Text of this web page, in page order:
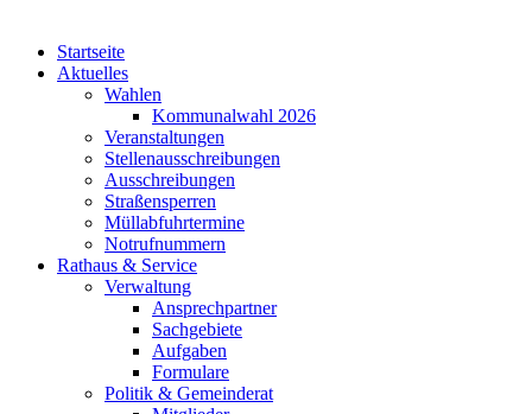
Startseite
Aktuelles
Wahlen
Kommunalwahl 2026
Veranstaltungen
Stellenausschreibungen
Ausschreibungen
Straßensperren
Müllabfuhrtermine
Notrufnummern
Rathaus & Service
Verwaltung
Ansprechpartner
Sachgebiete
Aufgaben
Formulare
Politik & Gemeinderat